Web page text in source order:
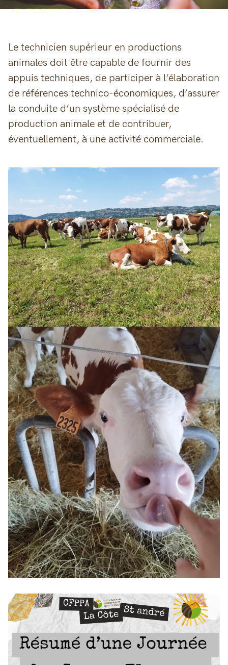
Le technicien supérieur en productions
animales doit être capable de fournir des
appuis techniques, de participer à l’élaboration
de références technico-économiques, d’assurer
la conduite d’un système spécialisé de
production animale et de contribuer,
éventuellement, à une activité commerciale.